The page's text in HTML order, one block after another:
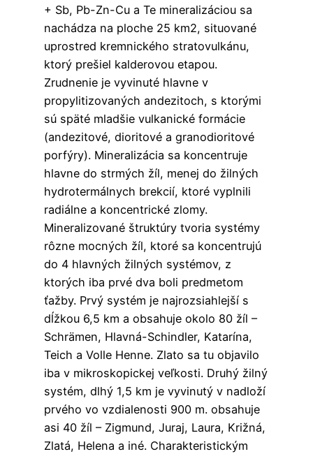
+ Sb, Pb-Zn-Cu a Te mineralizáciou sa
nachádza na ploche 25 km2, situované
uprostred kremnického stratovulkánu,
ktorý prešiel kalderovou etapou.
Zrudnenie je vyvinuté hlavne v
propylitizovaných andezitoch, s ktorými
sú späté mladšie vulkanické formácie
(andezitové, dioritové a granodioritové
porfýry). Mineralizácia sa koncentruje
hlavne do strmých žíl, menej do žilných
hydrotermálnych brekcií, ktoré vyplnili
radiálne a koncentrické zlomy.
Mineralizované štruktúry tvoria systémy
rôzne mocných žíl, ktoré sa koncentrujú
do 4 hlavných žilných systémov, z
ktorých iba prvé dva boli predmetom
ťažby. Prvý systém je najrozsiahlejší s
dĺžkou 6,5 km a obsahuje okolo 80 žíl –
Schrämen, Hlavná-Schindler, Katarína,
Teich a Volle Henne. Zlato sa tu objavilo
iba v mikroskopickej veľkosti. Druhý žilný
systém, dlhý 1,5 km je vyvinutý v nadloží
prvého vo vzdialenosti 900 m. obsahuje
asi 40 žíl – Zigmund, Juraj, Laura, Križná,
Zlatá, Helena a iné. Charakteristickým